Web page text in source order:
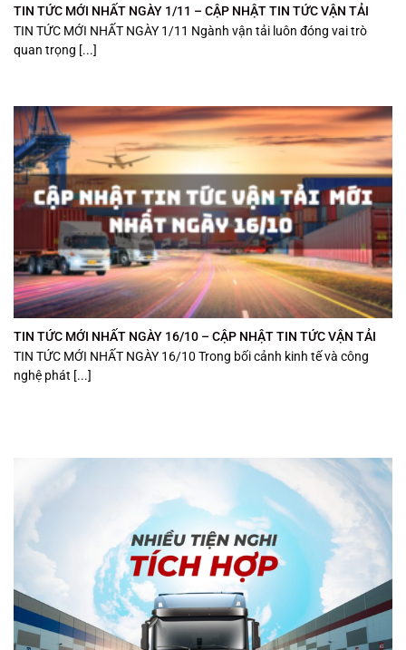
TIN TỨC MỚI NHẤT NGÀY 1/11 – CẬP NHẬT TIN TỨC VẬN TẢI
TIN TỨC MỚI NHẤT NGÀY 1/11 Ngành vận tải luôn đóng vai trò
quan trọng [...]
TIN TỨC MỚI NHẤT NGÀY 16/10 – CẬP NHẬT TIN TỨC VẬN TẢI
TIN TỨC MỚI NHẤT NGÀY 16/10 Trong bối cảnh kinh tế và công
nghệ phát [...]